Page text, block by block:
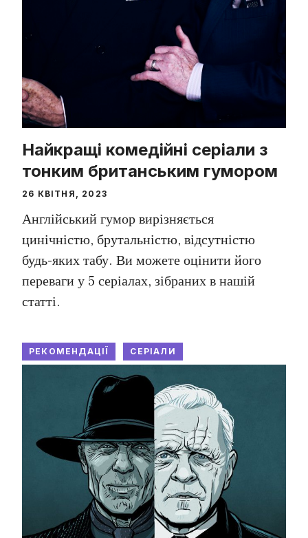
Найкращі комедійні серіали з
тонким британським гумором
26 КВІТНЯ, 2023
Англійський гумор вирізняється
цинічністю, брутальністю, відсутністю
будь-яких табу. Ви можете оцінити його
переваги у 5 серіалах, зібраних в нашій
статті.
РЕКОМЕНДАЦІЇ СЕРІАЛИ